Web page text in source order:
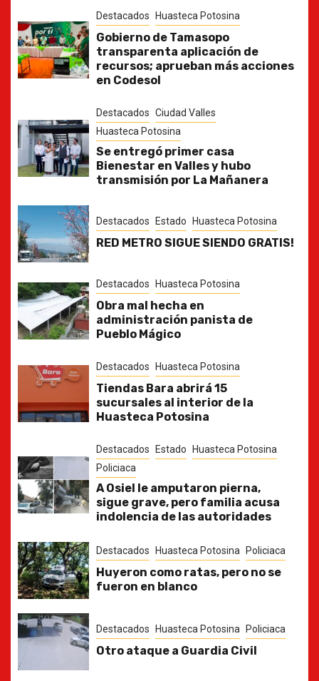
Destacados Huasteca Potosina
Gobierno de Tamasopo
transparenta aplicación de
recursos; aprueban más acciones
en Codesol
Destacados Ciudad Valles
Huasteca Potosina
Se entregó primer casa
Bienestar en Valles y hubo
transmisión por La Mañanera
Destacados Estado Huasteca Potosina
RED METRO SIGUE SIENDO GRATIS!
Destacados Huasteca Potosina
Obra mal hecha en
administración panista de
Pueblo Mágico
Destacados Huasteca Potosina
Tiendas Bara abrirá 15
sucursales al interior de la
Huasteca Potosina
Destacados Estado
Huasteca Potosina
Policiaca
A Osiel le amputaron pierna,
sigue grave, pero familia acusa
indolencia de las autoridades
Destacados Huasteca Potosina Policiaca
Huyeron como ratas, pero no se
fueron en blanco
Destacados Huasteca Potosina Policiaca
Otro ataque a Guardia Civil